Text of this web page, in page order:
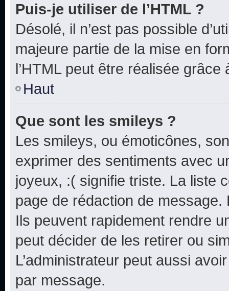
Puis-je utiliser de l’HTML ?
Désolé, il n’est pas possible
majeure partie de la mise en
l’HTML peut être réalisée grâce
Haut
Que sont les smileys ?
Les smileys, ou émoticônes,
exprimer des sentiments avec
joyeux, :( signifie triste. La liste
page de rédaction de
Ils peuvent rapidement rendre
peut décider de les retirer ou
L’administrateur peut aussi
par message.